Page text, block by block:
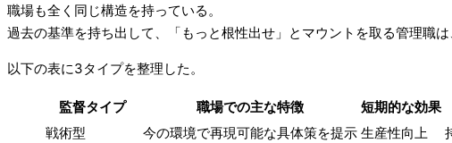
職場も全く同じ構造を持っている。
過去の基準を持ち出して、「もっと根性出せ」とマウントを取る管理職
以下の表に3タイプを整理した。
監督タイプ 職場での主な特徴 短期的な効果
戦術型
今の環境で再現可能な具体策を提示 生産性向上